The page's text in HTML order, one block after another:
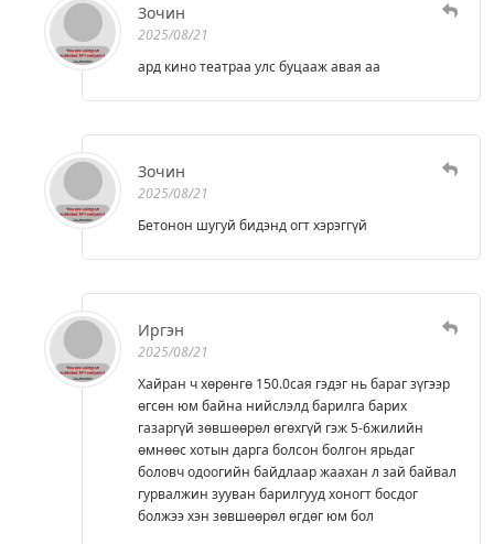
Зочин
2025/08/21
ард кино театраа улс буцааж авая аа
Зочин
2025/08/21
Бeтонон шугуй бидэнд огт хэрэггүй
Иргэн
2025/08/21
Хайран ч хөрөнгө 150.0сая гэдэг нь бараг зүгээр
өгсөн юм байна нийслэлд барилга барих
газаргүй зөвшөөрөл өгөхгүй гэж 5-6жилийн
өмнөөс хотын дарга болсон болгон ярьдаг
боловч одоогийн байдлаар жаахан л зай байвал
гурвалжин зууван барилгууд хоногт босдог
болжээ хэн зөвшөөрөл өгдөг юм бол